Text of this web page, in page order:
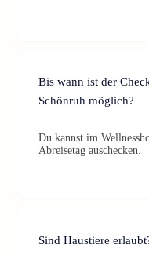
Bis wann ist der
Schönruh möglich?
Du kannst im
Abreisetag auschecken.
Sind Haustiere